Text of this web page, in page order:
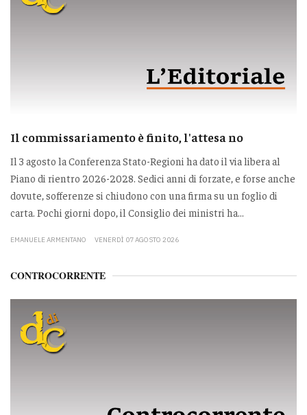
Il commissariamento è finito, l'attesa no
Il 3 agosto la Conferenza Stato-Regioni ha dato il via libera al
Piano di rientro 2026-2028. Sedici anni di forzate, e forse anche
dovute, sofferenze si chiudono con una firma su un foglio di
carta. Pochi giorni dopo, il Consiglio dei ministri ha...
EMANUELE ARMENTANO VENERDÌ 07 AGOSTO 2026
CONTROCORRENTE